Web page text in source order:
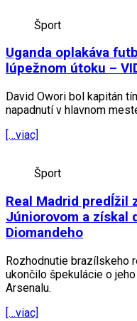
Šport
Uganda oplakáva
lúpežnom útoku –
David Owori bol kapitán
napadnutí v hlavnom
[…viac]
Šport
Real Madrid predĺžil
Júniorovom a získal
Diomandeho
Rozhodnutie brazílskeho
ukončilo špekulácie o
Arsenalu.
[…viac]